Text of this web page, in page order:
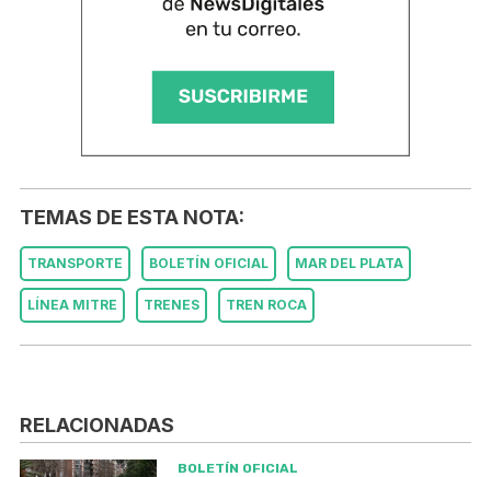
TEMAS DE ESTA NOTA:
TRANSPORTE BOLETÍN OFICIAL MAR DEL PLATA
LÍNEA MITRE TRENES TREN ROCA
RELACIONADAS
BOLETÍN OFICIAL